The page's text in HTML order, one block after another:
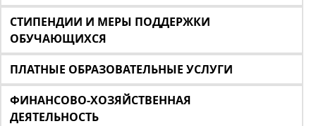
СТИПЕНДИИ И МЕРЫ ПОДДЕРЖКИ
ОБУЧАЮЩИХСЯ
ПЛАТНЫЕ ОБРАЗОВАТЕЛЬНЫЕ УСЛУГИ
ФИНАНСОВО-ХОЗЯЙСТВЕННАЯ
ДЕЯТЕЛЬНОСТЬ